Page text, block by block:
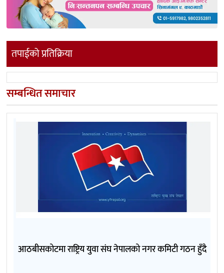
तपाईको प्रतिक्रिया
सम्बन्धित समाचार
आठबीसकोटमा राष्ट्रिय युवा संघ नेपालको नगर कमिटी गठन हुँदै